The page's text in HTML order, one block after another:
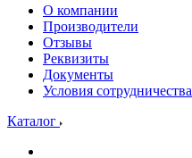
О компании
Производители
Отзывы
Реквизиты
Документы
Условия сотрудничества
Каталог